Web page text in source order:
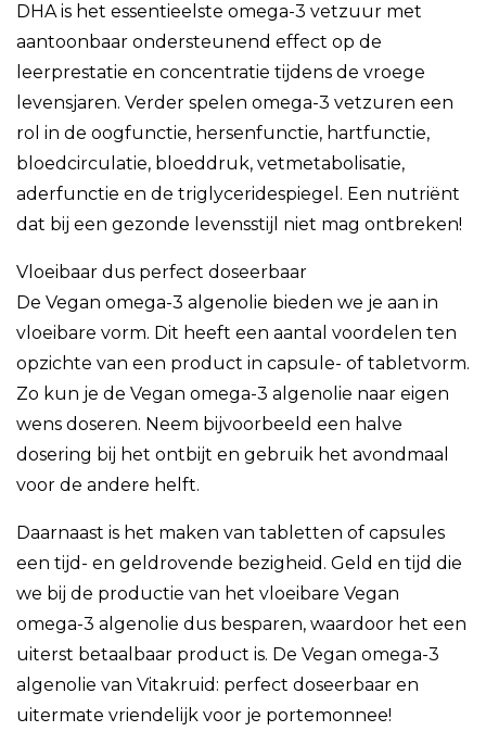
DHA is het essentieelste omega-3 vetzuur met
aantoonbaar ondersteunend effect op de
leerprestatie en concentratie tijdens de vroege
levensjaren. Verder spelen omega-3 vetzuren een
rol in de oogfunctie, hersenfunctie, hartfunctie,
bloedcirculatie, bloeddruk, vetmetabolisatie,
aderfunctie en de triglyceridespiegel. Een nutriënt
dat bij een gezonde levensstijl niet mag ontbreken!
Vloeibaar dus perfect doseerbaar
De Vegan omega-3 algenolie bieden we je aan in
vloeibare vorm. Dit heeft een aantal voordelen ten
opzichte van een product in capsule- of tabletvorm.
Zo kun je de Vegan omega-3 algenolie naar eigen
wens doseren. Neem bijvoorbeeld een halve
dosering bij het ontbijt en gebruik het avondmaal
voor de andere helft.
Daarnaast is het maken van tabletten of capsules
een tijd- en geldrovende bezigheid. Geld en tijd die
we bij de productie van het vloeibare Vegan
omega-3 algenolie dus besparen, waardoor het een
uiterst betaalbaar product is. De Vegan omega-3
algenolie van Vitakruid: perfect doseerbaar en
uitermate vriendelijk voor je portemonnee!